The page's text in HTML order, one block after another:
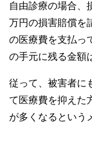
自由診療の場合、
万円の損害賠償を
の医療費を支払っ
の手元に残る金額
従って、被害者に
て医療費を抑えた
が多くなるという